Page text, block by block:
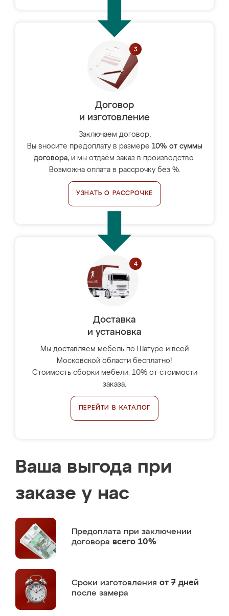
Договор
и изготовление
Заключаем договор,
Вы вносите предоплату в размере 10% от суммы
договора, и мы отдаём заказ в производство.
Возможна оплата в рассрочку без %.
УЗНАТЬ О РАССРОЧКЕ
Доставка
и установка
Мы доставляем мебель по Шатуре и всей
Московской области бесплатно!
Стоимость сборки мебели: 10% от стоимости
заказа.
ПЕРЕЙТИ В КАТАЛОГ
Ваша выгода при
заказе у нас
Предоплата при заключении
договора всего 10%
Сроки изготовления от 7 дней
после замера